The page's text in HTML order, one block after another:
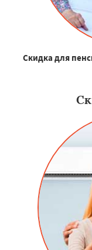
Скидка для